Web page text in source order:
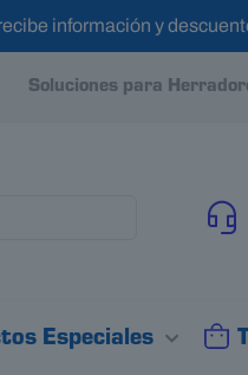
información y
Soluciones para
Especiales